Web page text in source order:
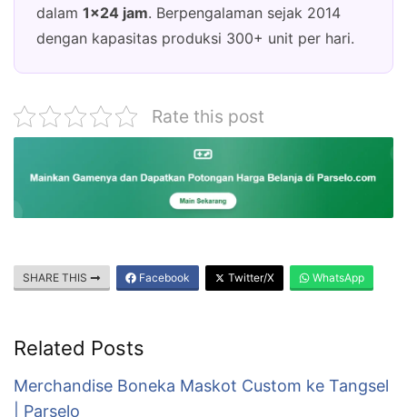
dalam 1×24 jam. Berpengalaman sejak 2014
dengan kapasitas produksi 300+ unit per hari.
Rate this post
SHARE THIS Facebook Twitter/X WhatsApp
Related Posts
Merchandise Boneka Maskot Custom ke Tangsel
| Parselo